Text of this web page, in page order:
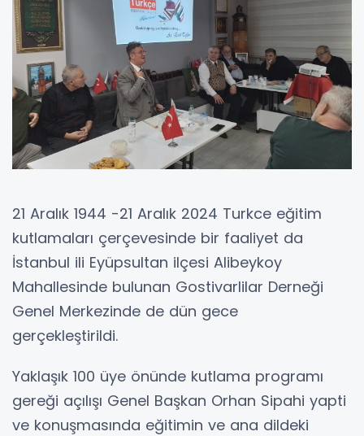
21 Aralık 1944 -21 Aralık 2024 Turkce eğitim
kutlamaları çerçevesinde bir faaliyet da
İstanbul ili Eyüpsultan ilçesi Alibeykoy
Mahallesinde bulunan Gostivarlilar Derneği
Genel Merkezinde de dün gece
gerçekleştirildi.
Yaklaşık 100 üye önünde kutlama programı
gereği açılışı Genel Başkan Orhan Sipahi yapti
ve konuşmasında eğitimin ve ana dildeki